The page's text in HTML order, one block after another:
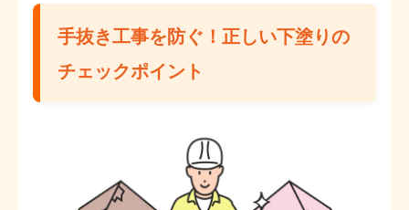
手抜き工事を防ぐ！正しい下塗りの
チェックポイント